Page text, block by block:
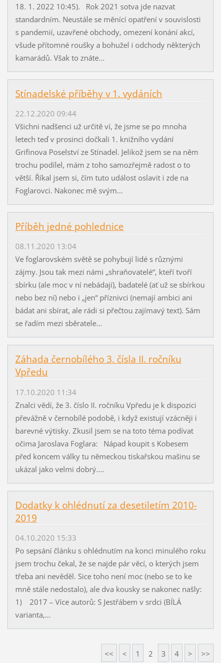
18. 1. 2022 10:45). Rok 2021 sotva jde nazvat
standardním. Neustále se měnící opatření v souvislosti
s pandemií, uzavřené obchody, omezení konání akcí,
všude přítomné roušky a bohužel i odchody některých
kamarádů. Však to znáte...
Stínadelské příběhy v 1. vydáních
22.12.2020 09:44
Všichni nadšenci už určitě ví, že jsme se po mnoha
letech teď v prosinci dočkali 1. knižního vydání
Grifinova Poselství ze Stínadel. Jelikož jsem se na něm
trochu podílel, mám z toho samozřejmě radost o to
větší. Říkal jsem si, čím tuto událost oslavit i zde na
Foglarovci. Nakonec mě svým...
Příběh jedné pohlednice
08.11.2020 13:04
Ve foglarovském světě se pohybují lidé s různými
zájmy. Jsou tak mezi námi „shraňovatelé“, kteří tvoří
sbírku (ale moc v ní nebádají), badatelé (ať už se sbírkou
nebo bez ní) nebo i „jen“ příznivci (nemají ambici ani
bádat ani sbírat, ale rádi si přečtou zajímavý text). Sám
se řadím mezi sběratele...
Záhada černobílého 3. čísla II. ročníku
Vpředu
17.10.2020 11:34
Znalci vědí, že 3. číslo II. ročníku Vpředu je k dispozici
převážně v černobílé podobě, i když existují vzácněji i
barevné výtisky. Zkusil jsem se na toto téma podívat
očima Jaroslava Foglara: Nápad koupit s Kobesem
před koncem války tu německou tiskařskou mašinu se
ukázal jako velmi dobrý....
Dodatky k ohlédnutí za desetiletím 2010-
2019
04.10.2020 15:33
Po sepsání článku s ohlédnutím na konci minulého roku
jsem trochu čekal, že se najde pár věcí, o kterých jsem
třeba ani nevěděl. Sice toho není moc (nebo se to ke
mně stále nedostalo), ale dva kousky se nakonec našly:
1) 2017 – Více autorů: S Jestřábem v srdci (BÍLÁ
varianta,...
<< < 1 2 3 4 > >>